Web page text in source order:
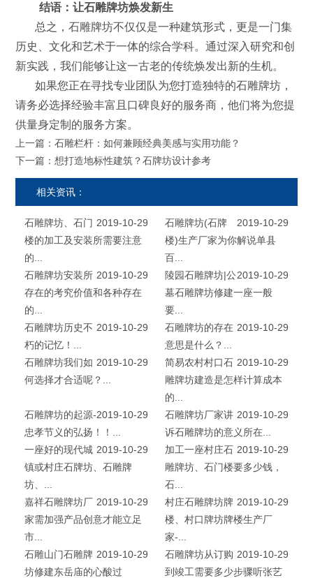
结语：让石雕牌坊焕发新生
总之，石雕牌坊不仅仅是一种建筑形式，更是一门集
历史、文化和艺术于一体的综合学科。通过深入研究和创
新实践，我们能够让这一古老的传统焕发出新的生机。
如果您正在寻找专业团队为您打造独特的石雕牌坊，
请务必选择经验丰富且口碑良好的服务商，他们将为您提
供量身定制的服务方案。
上一篇：石雕栏杆：如何兼顾经典美感与实用功能？
下一篇：想打造地标性建筑？石牌坊设计参考
相关资讯：
2019-10-29
石雕牌坊、石门
楼的加工及安装所需要注意
的...
2019-10-29
石雕牌坊(石牌
楼)生产厂家为你解说单县
百...
2019-10-29
石雕牌坊安装所
存在的考究价值和各种存在
的...
2019-10-29
陵园石雕牌坊|公
墓石雕牌坊修建一座一般
要...
2019-10-29
石雕牌坊历史不
朽的记忆！...
2019-10-29
石雕牌坊的存在
意思是什么？...
2019-10-29
石雕牌坊我们如
何选择才合适呢？...
2019-10-29
简易农村村口石
雕牌坊建造是怎样计算成本
的...
2019-10-29
石雕牌坊的起源-
忠孝节义的弘扬！！...
2019-10-29
石雕牌坊厂家讲
诉石雕牌坊的意义所在...
2019-10-29
一座好的现代城
镇或村庄石牌坊、石雕牌
坊、...
2019-10-29
加工一座村庄石
雕牌坊、石门楼要多少钱，
石...
2019-10-29
嘉祥石雕牌坊厂
家需加强产品创意才能立足
市...
2019-10-29
村庄石雕牌坊牌
楼、村口牌坊牌楼生产厂
家-...
2019-10-29
石雕山门石雕牌
坊修建东岳庙的心酸过
2019-10-29
石雕牌坊从订购
到竣工需要多少步骤听张艺